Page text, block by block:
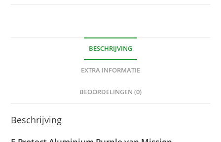
BESCHRIJVING
EXTRA INFORMATIE
BEOORDELINGEN (0)
Beschrijving